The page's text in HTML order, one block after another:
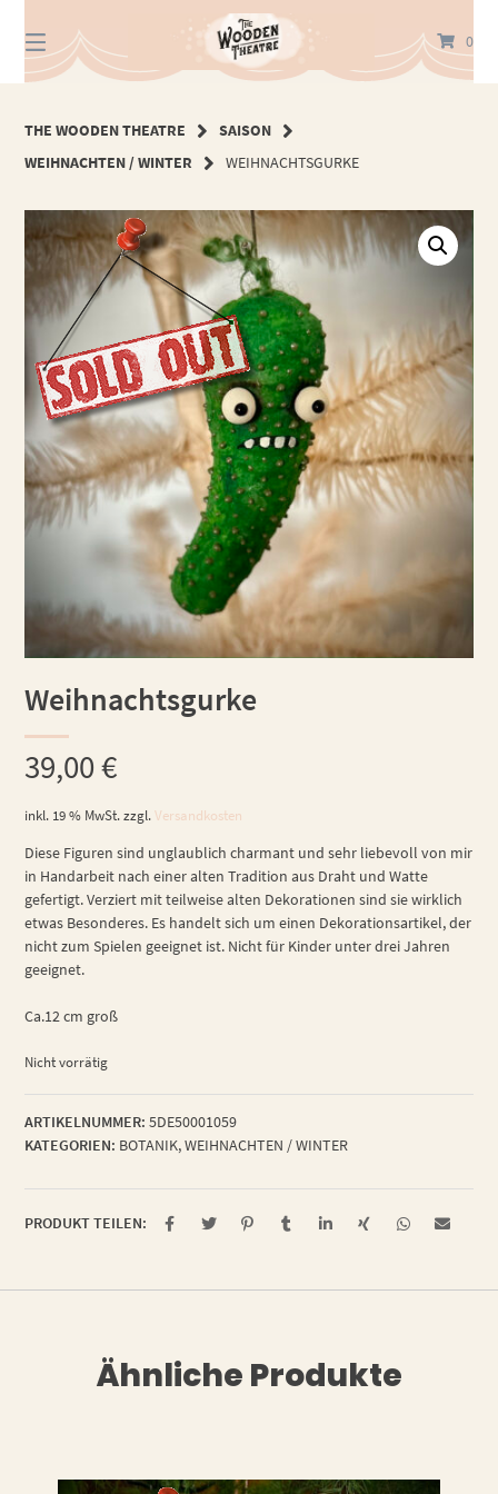
zum
Inhalt
0
THE WOODEN THEATRE
SAISON
WEIHNACHTEN / WINTER
WEIHNACHTSGURKE
Weihnachtsgurke
39,00€
inkl. 19 % MwSt. zzgl.Versandkosten
Diese Figuren sind unglaublich charmant und sehr liebevoll von mir
in Handarbeit nach einer alten Tradition aus Draht und Watte
gefertigt. Verziert mit teilweise alten Dekorationen sind sie wirklich
etwas Besonderes. Es handelt sich um einen Dekorationsartikel, der
nicht zum Spielen geeignet ist. Nicht für Kinder unter drei Jahren
geeignet.
Ca.12 cm groß
Nicht vorrätig
ARTIKELNUMMER: 5DE50001059
KATEGORIEN: BOTANIK,WEIHNACHTEN / WINTER
PRODUKT TEILEN:
Ähnliche Produkte